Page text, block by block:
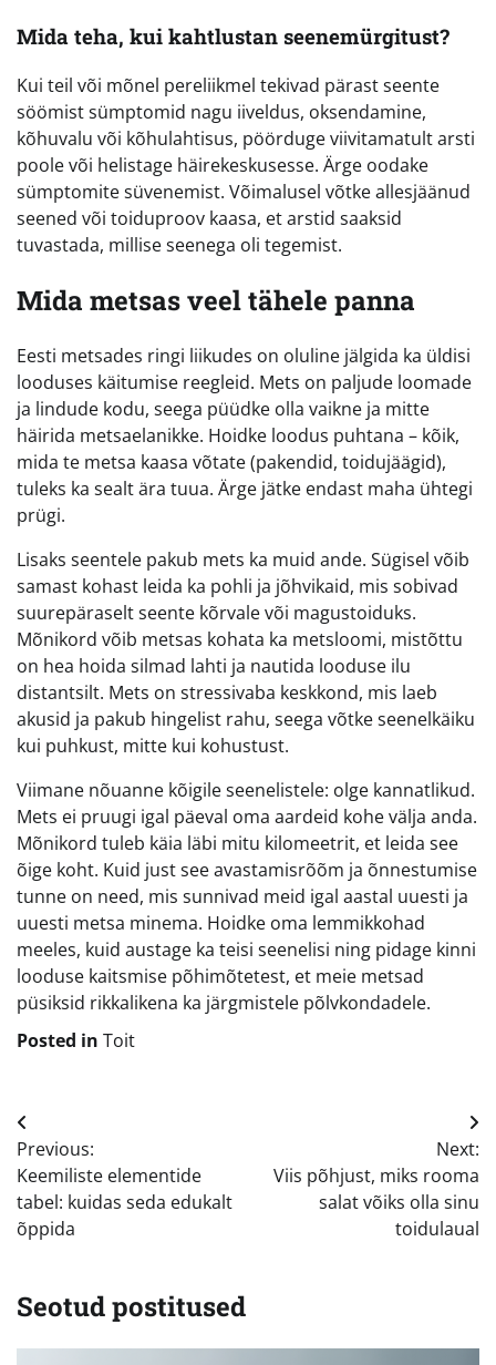
Mida teha, kui kahtlustan seenemürgitust?
Kui teil või mõnel pereliikmel tekivad pärast seente
söömist sümptomid nagu iiveldus, oksendamine,
kõhuvalu või kõhulahtisus, pöörduge viivitamatult arsti
poole või helistage häirekeskusesse. Ärge oodake
sümptomite süvenemist. Võimalusel võtke allesjäänud
seened või toiduproov kaasa, et arstid saaksid
tuvastada, millise seenega oli tegemist.
Mida metsas veel tähele panna
Eesti metsades ringi liikudes on oluline jälgida ka üldisi
looduses käitumise reegleid. Mets on paljude loomade
ja lindude kodu, seega püüdke olla vaikne ja mitte
häirida metsaelanikke. Hoidke loodus puhtana – kõik,
mida te metsa kaasa võtate (pakendid, toidujäägid),
tuleks ka sealt ära tuua. Ärge jätke endast maha ühtegi
prügi.
Lisaks seentele pakub mets ka muid ande. Sügisel võib
samast kohast leida ka pohli ja jõhvikaid, mis sobivad
suurepäraselt seente kõrvale või magustoiduks.
Mõnikord võib metsas kohata ka metsloomi, mistõttu
on hea hoida silmad lahti ja nautida looduse ilu
distantsilt. Mets on stressivaba keskkond, mis laeb
akusid ja pakub hingelist rahu, seega võtke seenelkäiku
kui puhkust, mitte kui kohustust.
Viimane nõuanne kõigile seenelistele: olge kannatlikud.
Mets ei pruugi igal päeval oma aardeid kohe välja anda.
Mõnikord tuleb käia läbi mitu kilomeetrit, et leida see
õige koht. Kuid just see avastamisrõõm ja õnnestumise
tunne on need, mis sunnivad meid igal aastal uuesti ja
uuesti metsa minema. Hoidke oma lemmikkohad
meeles, kuid austage ka teisi seenelisi ning pidage kinni
looduse kaitsmise põhimõtetest, et meie metsad
püsiksid rikkalikena ka järgmistele põlvkondadele.
Posted in Toit
Navigeerimine
Previous:
Keemiliste elementide
tabel: kuidas seda edukalt
õppida
Next:
Viis põhjust, miks rooma
salat võiks olla sinu
toidulaual
Seotud postitused